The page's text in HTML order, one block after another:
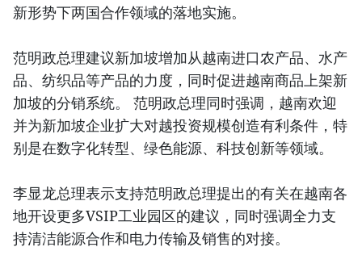
新形势下两国合作领域的落地实施。
范明政总理建议新加坡增加从越南进口农产品、水产
品、纺织品等产品的力度，同时促进越南商品上架新
加坡的分销系统。 范明政总理同时强调，越南欢迎
并为新加坡企业扩大对越投资规模创造有利条件，特
别是在数字化转型、绿色能源、科技创新等领域。
李显龙总理表示支持范明政总理提出的有关在越南各
地开设更多VSIP工业园区的建议，同时强调全力支
持清洁能源合作和电力传输及销售的对接。